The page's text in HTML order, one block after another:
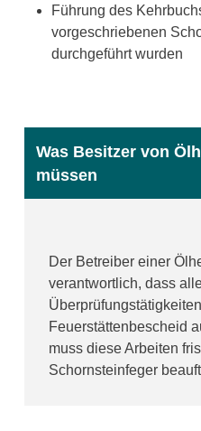
Führung des
vorgeschriebenen
durchgeführt wurden
Was Besitzer von
müssen
Der Betreiber einer
verantwortlich, dass
Feuerstättenbescheid
muss diese Arbeiten
Schornsteinfeger